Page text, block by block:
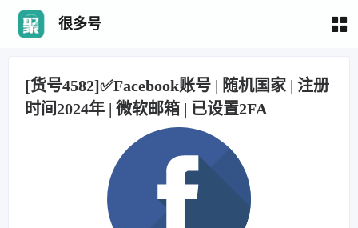
很多号
[货号4582]✅Facebook账号 | 随机国家 | 注册
时间2024年 | 微软邮箱 | 已设置2FA